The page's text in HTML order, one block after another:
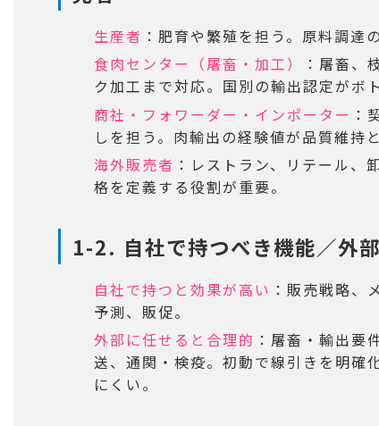
生産者 ：肥育や繁殖を担う。原料調達
食肉センター（屠畜・加工）
：屠畜、
ク加工まで対応。国別の輸出認定がボ
商社・フォワーダー・インポーター ：
しを担う。肉輸出の経験値が品質維持
海外販売者 ：レストラン、リテール、
格を定義する役割が重要。
1-2. 自社で持つべき機能／外
自社で持つと効果が高い ：販売戦略、
予測、販促。
外部に任せると合理的 ：屠畜・輸出要
送、通関・検疫。初動で線引きを明確
にくい。